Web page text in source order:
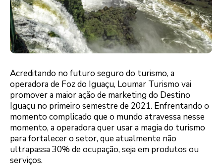
Acreditando no futuro seguro do turismo, a
operadora de Foz do Iguaçu, Loumar Turismo vai
promover a maior ação de marketing do Destino
Iguaçu no primeiro semestre de 2021. Enfrentando o
momento complicado que o mundo atravessa nesse
momento, a operadora quer usar a magia do turismo
para fortalecer o setor, que atualmente não
ultrapassa 30% de ocupação, seja em produtos ou
serviços.